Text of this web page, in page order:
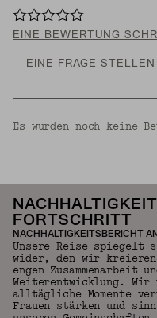
EINE BEWERTUNG
EINE FRAGE STELLEN
Es wurden noch keine
FORTSCHRITT
NACHHALTIGKEITSBERICHT
Unsere Reise spiegelt
wider, den wir
engen Zusammenarbeit
Weiterentwicklung.
alltägliche Momente
Frauen stärken und